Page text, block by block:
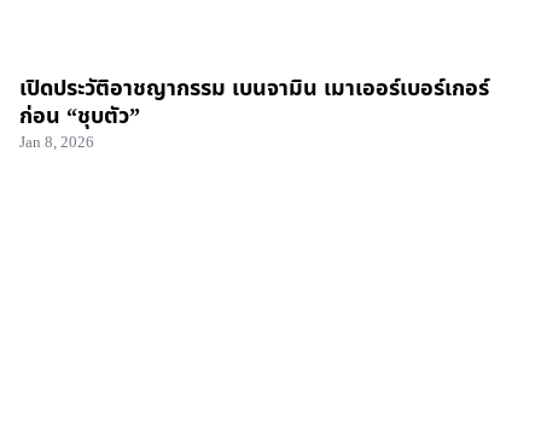
เปิดประวัติอาชญากรรม เบนจามิน เมาเออร์เบอร์เกอร์
ก่อน “ชุบตัว”
Jan 8, 2026